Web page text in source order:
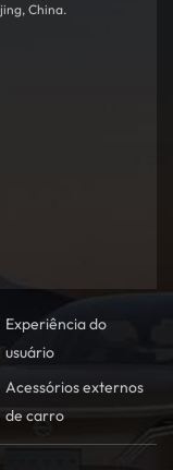
China.
Experiência do
usuário
Acessórios externos
de carro